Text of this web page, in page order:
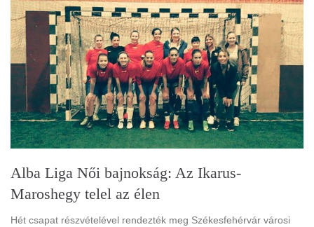
Alba Liga Női bajnokság: Az Ikarus-
Maroshegy telel az élen
Hét csapat részvételével rendezték meg Székesfehérvár városi